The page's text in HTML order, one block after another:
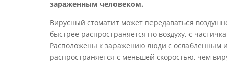
зараженным человеком.
Вирусный стоматит может передаваться
быстрее распространяется по воздуху, с
Расположены к заражению люди с ослабленным
распространяется с меньшей скоростью, чем